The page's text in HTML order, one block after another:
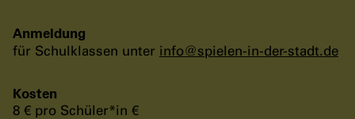
Anmeldung
für Schulklassen unter info@spielen-in-der-stadt.de
Kosten
8 € pro Schüler*in €